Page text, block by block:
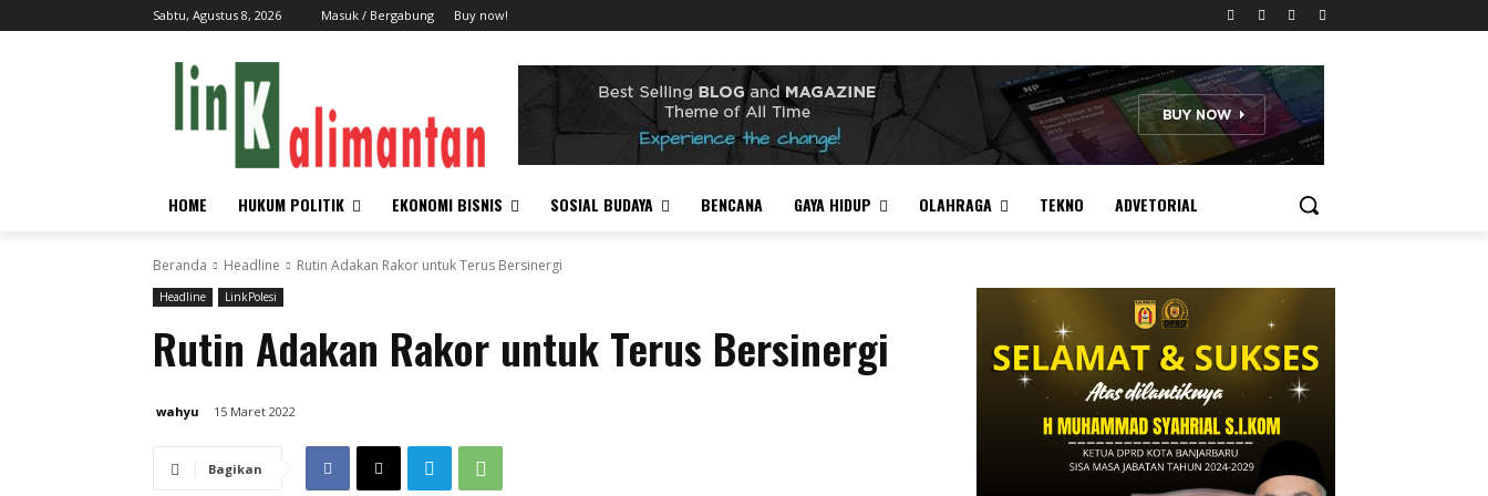
Sabtu, Agustus 8, 2026 Masuk / Bergabung Buy now!
HOME HUKUM POLITIK EKONOMI BISNIS SOSIAL BUDAYA BENCANA GAYA HIDUP OLAHRAGA TEKNO ADVETORIAL
Beranda Headline Rutin Adakan Rakor untuk Terus Bersinergi
Headline LinkPolesi
Rutin Adakan Rakor untuk Terus Bersinergi
wahyu 15 Maret 2022
Bagikan